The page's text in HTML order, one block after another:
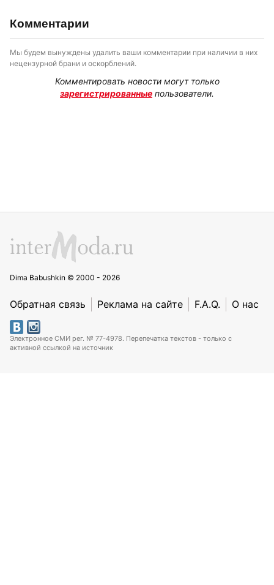
Комментарии
Мы будем вынуждены удалить ваши комментарии при наличии в них
нецензурной брани и оскорблений.
Комментировать новости могут только
зарегистрированные пользователи.
Dima Babushkin © 2000 - 2026
Обратная связь Реклама на сайте F.A.Q. О нас
Электронное СМИ рег. № 77-4978. Перепечатка текстов - только с
активной ссылкой на источник